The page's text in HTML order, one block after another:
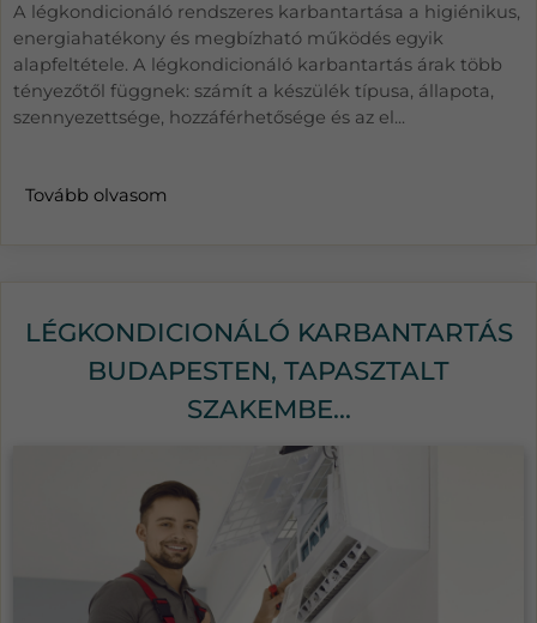
A légkondicionáló rendszeres karbantartása a higiénikus,
energiahatékony és megbízható működés egyik
alapfeltétele. A légkondicionáló karbantartás árak több
tényezőtől függnek: számít a készülék típusa, állapota,
szennyezettsége, hozzáférhetősége és az el...
Tovább olvasom
LÉGKONDICIONÁLÓ KARBANTARTÁS
BUDAPESTEN, TAPASZTALT
SZAKEMBE...